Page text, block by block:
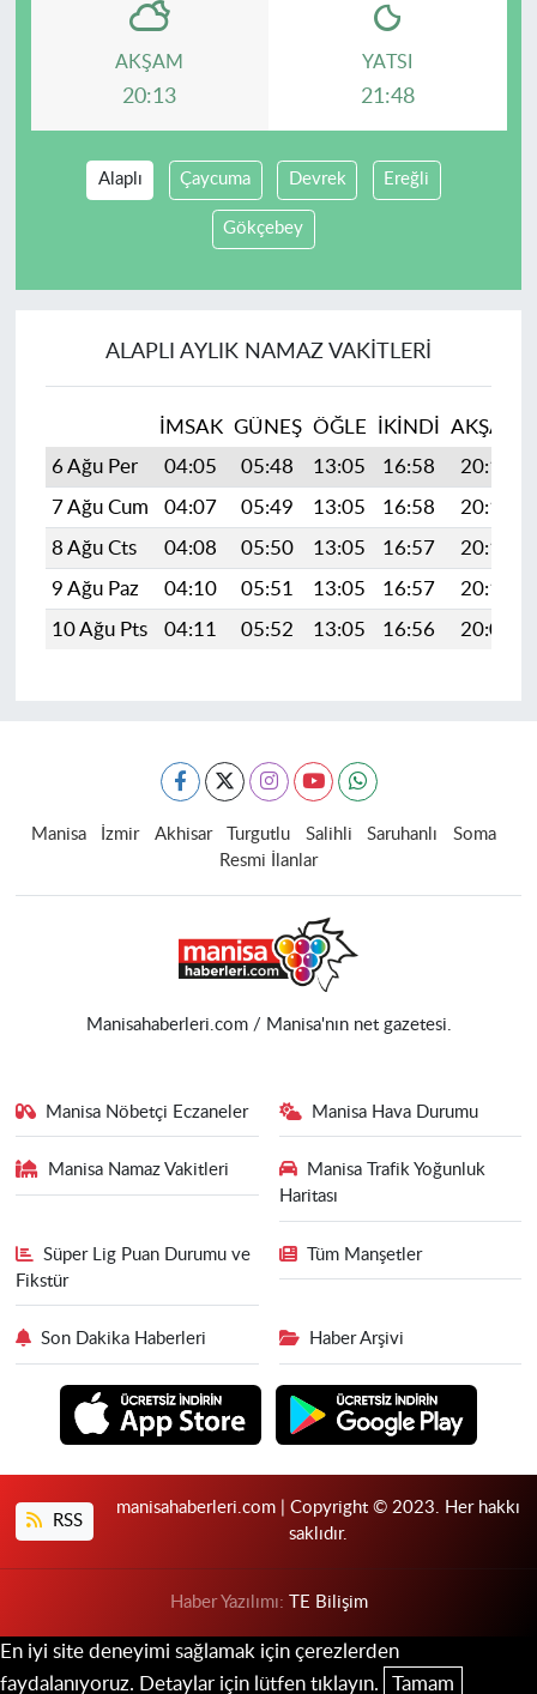
AKŞAM
20:13
YATSI
21:48
Alaplı Çaycuma Devrek Ereğli
Gökçebey
ALAPLI AYLIK NAMAZ VAKITLERI
İMSAK GÜNEŞ ÖĞLE İKINDI AKŞAM
6 Ağu Per
04:05 05:48 13:05 16:58 20:13
7 Ağu Cum
04:07 05:49 13:05 16:58 20:12
8 Ağu Cts
04:08 05:50 13:05 16:57 20:11
9 Ağu Paz
04:10 05:51 13:05 16:57 20:10
10 Ağu Pts
04:11 05:52 13:05 16:56 20:08
Manisa İzmir Akhisar Turgutlu Salihli Saruhanlı
Soma
Resmi İlanlar
Manisahaberleri.com / Manisa'nın net gazetesi.
Manisa Nöbetçi Eczaneler Manisa Hava Durumu
Manisa Namaz Vakitleri
Manisa Trafik Yoğunluk
Haritası
Süper Lig Puan Durumu ve
Fikstür
Tüm Manşetler
Son Dakika Haberleri Haber Arşivi
RSS
manisahaberleri.com | Copyright © 2023. Her hakkı
saklıdır.
Haber Yazılımı: TE Bilişim
En iyi site deneyimi sağlamak için çerezlerden
faydalanıyoruz. Detaylar için lütfen tıklayın.
Tamam